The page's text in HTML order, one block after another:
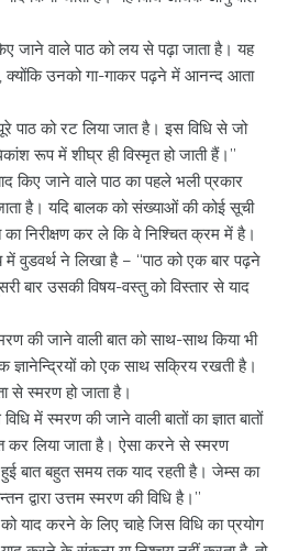
जाने वाले पाठ को लय से पढ़ा जाता है। यह
क्योंकि उनको गा-गाकर पढ़ने में आनन्द आता
पाठ को रट लिया जात है। इस विधि से जो
रूप में शीघ्र ही विस्मृत हो जाती हैं।’’
किए जाने वाले पाठ का पहले भली प्रकार
है। यदि बालक को संख्याओं की कोई सूची
निरीक्षण कर ले कि वे निश्चित क्रम में है।
वुडवर्थ ने लिखा है – ‘‘पाठ को एक बार पढ़ने
बार उसकी विषय-वस्तु को विस्तार से याद
की जाने वाली बात को साथ-साथ किया भी
को एक साथ सक्रिय रखती है।
स्मरण हो जाता है।
में स्मरण की जाने वाली बातों का ज्ञात बातों
कर लिया जाता है। ऐसा करने से स्मरण
बात बहुत समय तक याद रहती है। जेम्स का
द्वारा उत्तम स्मरण की विधि है।’’
को याद करने के लिए चाहे जिस विधि का प्रयोग